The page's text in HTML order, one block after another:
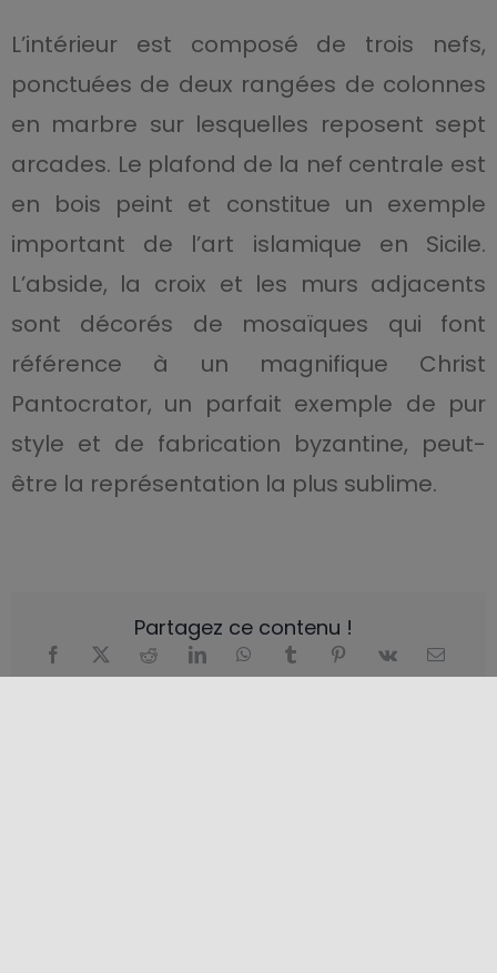
L’intérieur est composé de trois nefs,
ponctuées de deux rangées de colonnes
en marbre sur lesquelles reposent sept
arcades. Le plafond de la nef centrale est
en bois peint et constitue un exemple
important de l’art islamique en Sicile.
L’abside, la croix et les murs adjacents
sont décorés de mosaïques qui font
référence à un magnifique Christ
Pantocrator, un parfait exemple de pur
style et de fabrication byzantine, peut-
être la représentation la plus sublime.
Partagez ce contenu !